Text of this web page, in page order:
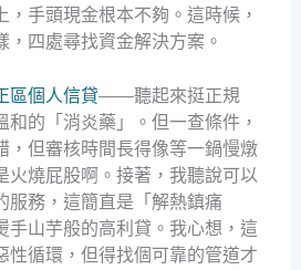
手頭現金根本不夠。這時候，
四處尋找資金解決方案。
區個人信貸——聽起來挺正規
和的「消炎藥」。但一查條件，
，但審核時間長得像等一鍋慢燉
火燒屁股啊。接著，我聽說可以
服務，這簡直是「解熱鎮痛
手山芋般的高利貸。我心想，這
性循環，但得找個可靠的管道才